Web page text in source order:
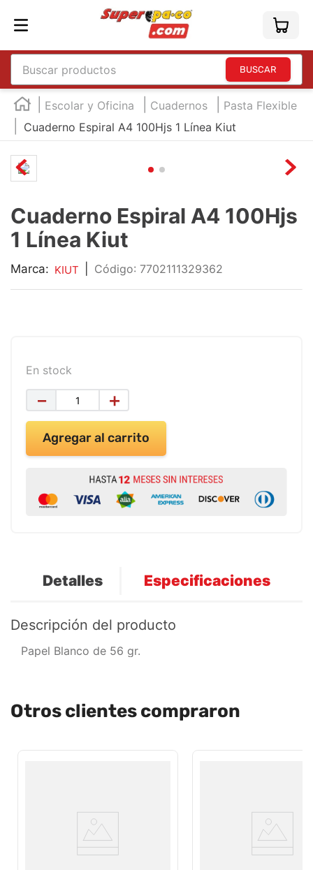
Buscar productos
Escolar y Oficina Cuadernos
Pasta Flexible
Cuaderno Espiral A4 100Hjs 1 Línea Kiut
Cuaderno Espiral A4 100Hjs
1 Línea Kiut
Marca: KIUT : 7702111329362
En stock
＋
－
Agregar al carrito
Detalles Especificaciones
Descripción del producto
Papel Blanco de 56 gr.
Otros clientes compraron
TÉRMINOS MÁS BUSCADOS
1.
england
2.
marcador e300
3
5.
mouse
.
marcadores
7.
audifonos
8.
teclado